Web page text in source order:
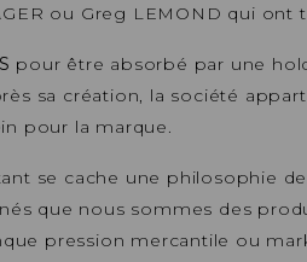
ou Greg LEMOND qui
pour être absorbé par une
sa création, la société
pour la marque.
se cache une philosophie
que nous sommes des
pression mercantile ou